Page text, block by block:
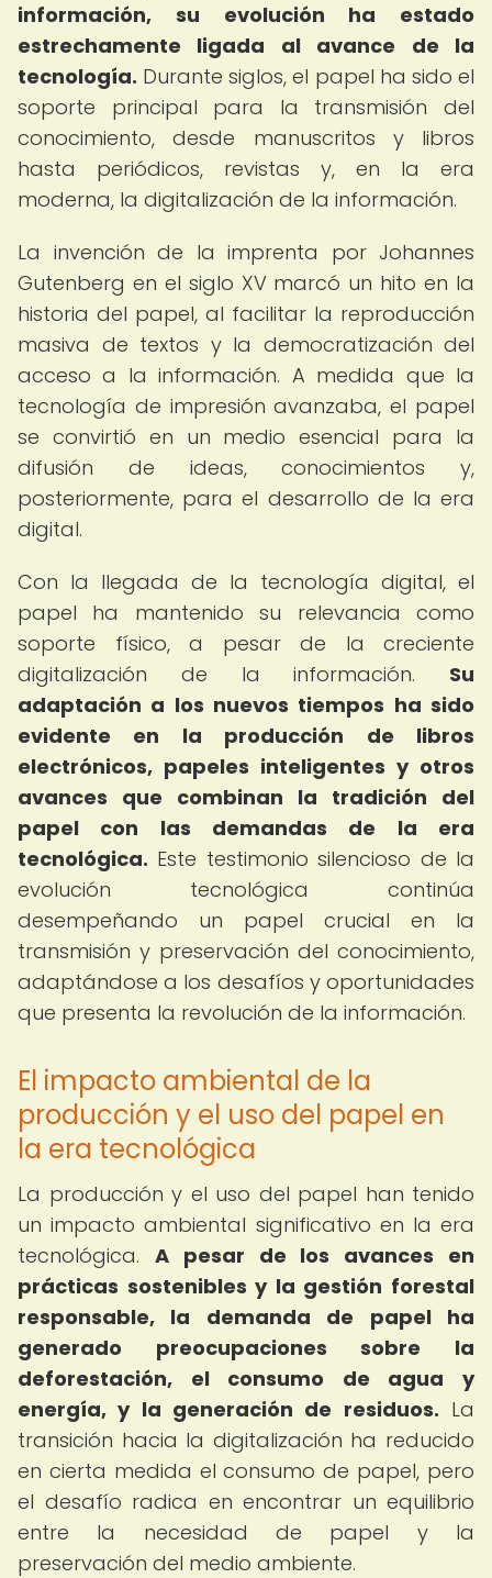
información, su evolución ha estado
estrechamente ligada al avance de la
tecnología. Durante siglos, el papel ha sido el
soporte principal para la transmisión del
conocimiento, desde manuscritos y libros
hasta periódicos, revistas y, en la era
moderna, la digitalización de la información.
La invención de la imprenta por Johannes
Gutenberg en el siglo XV marcó un hito en la
historia del papel, al facilitar la reproducción
masiva de textos y la democratización del
acceso a la información. A medida que la
tecnología de impresión avanzaba, el papel
se convirtió en un medio esencial para la
difusión de ideas, conocimientos y,
posteriormente, para el desarrollo de la era
digital.
Con la llegada de la tecnología digital, el
papel ha mantenido su relevancia como
soporte físico, a pesar de la creciente
digitalización de la información. Su
adaptación a los nuevos tiempos ha sido
evidente en la producción de libros
electrónicos, papeles inteligentes y otros
avances que combinan la tradición del
papel con las demandas de la era
tecnológica. Este testimonio silencioso de la
evolución tecnológica continúa
desempeñando un papel crucial en la
transmisión y preservación del conocimiento,
adaptándose a los desafíos y oportunidades
que presenta la revolución de la información.
El impacto ambiental de la
producción y el uso del papel en
la era tecnológica
La producción y el uso del papel han tenido
un impacto ambiental significativo en la era
tecnológica. A pesar de los avances en
prácticas sostenibles y la gestión forestal
responsable, la demanda de papel ha
generado preocupaciones sobre la
deforestación, el consumo de agua y
energía, y la generación de residuos. La
transición hacia la digitalización ha reducido
en cierta medida el consumo de papel, pero
el desafío radica en encontrar un equilibrio
entre la necesidad de papel y la
preservación del medio ambiente.